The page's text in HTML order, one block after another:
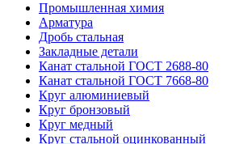
Промышленная химия
Арматура
Дробь стальная
Закладные детали
Канат стальной ГОСТ 2688-80
Канат стальной ГОСТ 7668-80
Круг алюминиевый
Круг бронзовый
Круг медный
Круг стальной оцинкованный